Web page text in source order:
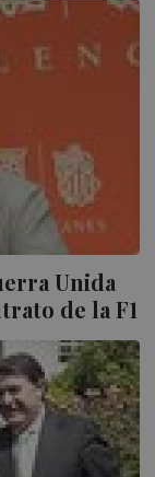
Unida
de la F1